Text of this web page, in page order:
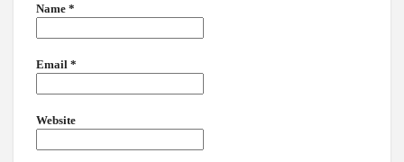
Name *
Email *
Website